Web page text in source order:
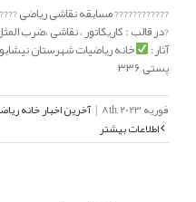
???????????? مسابقه نقاشی ریاضی
آثار: خانه ریاضیات شهرستان نیشابور
پستی ۳۳۶
فوریه 8th, 2023 | آخرین اخبار خانه
اطلاعات بیشتر